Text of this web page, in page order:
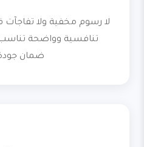
لا رسوم مخفية ولا تفاجآت
تنافسية وواضحة تناسب
ضمان جودة